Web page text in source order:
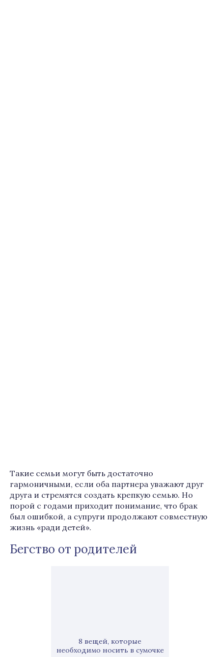
Такие семьи могут быть достаточно
гармоничными, если оба партнера уважают друг
друга и стремятся создать крепкую семью. Но
порой с годами приходит понимание, что брак
был ошибкой, а супруги продолжают совместную
жизнь «ради детей».
Бегство от родителей
8 вещей, которые
необходимо носить в сумочке